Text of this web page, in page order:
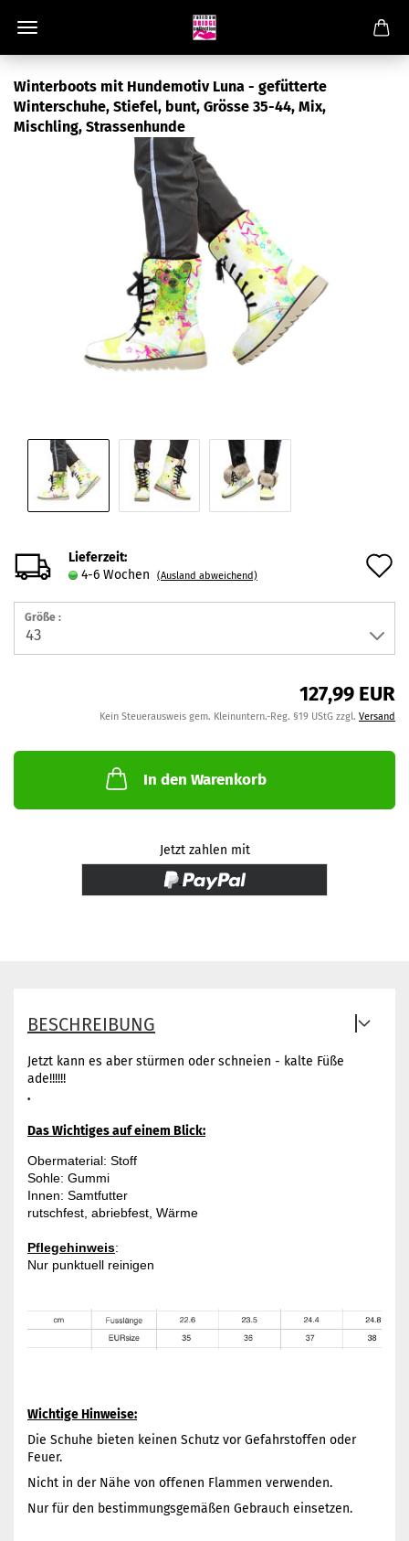
Winterboots mit Hundemotiv Luna - gefütterte
Winterschuhe, Stiefel, bunt, Grösse 35-44, Mix,
Mischling, Strassenhunde
Lieferzeit:
4-6 Wochen
(Ausland abweichend)
Größe :
127,99 EUR
Kein Steuerausweis gem. Kleinuntern.-Reg. §19 UStG zzgl. Versand
In den Warenkorb
Jetzt zahlen mit
BESCHREIBUNG
Jetzt kann es aber stürmen oder schneien - kalte Füße
ade!!!!!!
.
Das Wichtiges auf einem Blick:
Obermaterial: Stoff
Sohle: Gummi
Innen: Samtfutter
rutschfest, abriebfest, Wärme
Pflegehinweis:
Nur punktuell reinigen
Wichtige Hinweise:
Die Schuhe bieten keinen Schutz vor Gefahrstoffen oder
Feuer.
Nicht in der Nähe von offenen Flammen verwenden.
Nur für den bestimmungsgemäßen Gebrauch einsetzen.